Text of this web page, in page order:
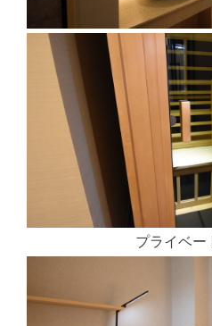
プライベー